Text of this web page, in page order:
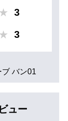
3
3
バン01
ュー